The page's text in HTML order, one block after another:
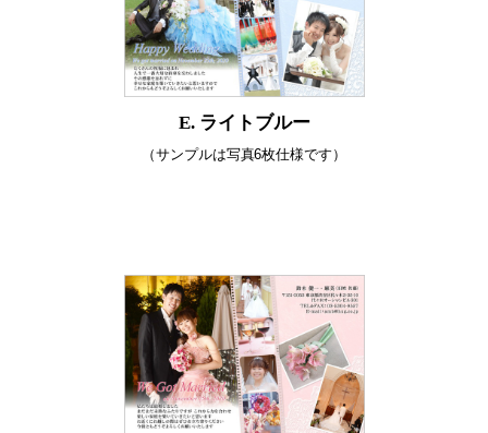
E. ライトブルー
（サンプルは写真6枚仕様です）